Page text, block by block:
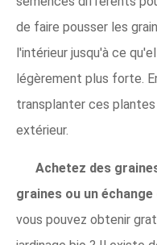
de faire pousser les
l'intérieur jusqu'à ce
légèrement plus forte.
transplanter ces
extérieur.
Achetez des
graines ou un
vous pouvez obtenir